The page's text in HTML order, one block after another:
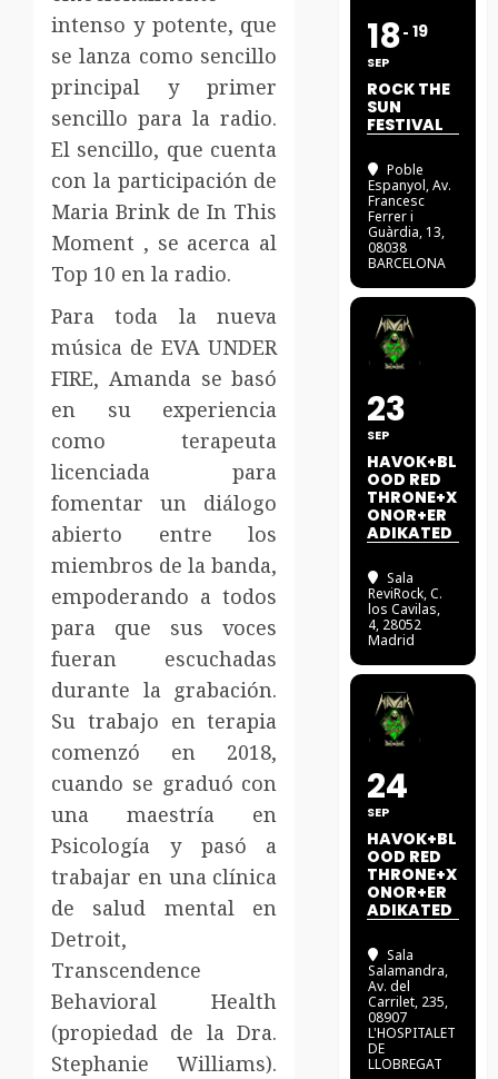
intenso y potente, que
se lanza como sencillo
principal y primer
sencillo para la radio.
El sencillo, que cuenta
con la participación de
Maria Brink de In This
Moment , se acerca al
Top 10 en la radio.
Para toda la nueva
música de EVA UNDER
FIRE, Amanda se basó
en su experiencia
como terapeuta
licenciada para
fomentar un diálogo
abierto entre los
miembros de la banda,
empoderando a todos
para que sus voces
fueran escuchadas
durante la grabación.
Su trabajo en terapia
comenzó en 2018,
cuando se graduó con
una maestría en
Psicología y pasó a
trabajar en una clínica
de salud mental en
Detroit,
Transcendence
Behavioral Health
(propiedad de la Dra.
Stephanie Williams).
18
SEP
19
ROCK THE
SUN
FESTIVAL
Poble
Espanyol, Av.
Francesc
Ferrer i
Guàrdia, 13,
08038
BARCELONA
23
SEP
HAVOK+BL
OOD RED
THRONE+X
ONOR+ER
ADIKATED
Sala
ReviRock, C.
los Cavilas,
4, 28052
Madrid
24
SEP
HAVOK+BL
OOD RED
THRONE+X
ONOR+ER
ADIKATED
Sala
Salamandra,
Av. del
Carrilet, 235,
08907
L'HOSPITALET
DE
LLOBREGAT